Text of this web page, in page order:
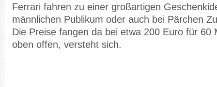
Ferrari fahren zu einer großartigen
männlichen Publikum oder auch bei Pärchen
Die Preise fangen da bei etwa 200 Euro für 60
oben offen, versteht sich.